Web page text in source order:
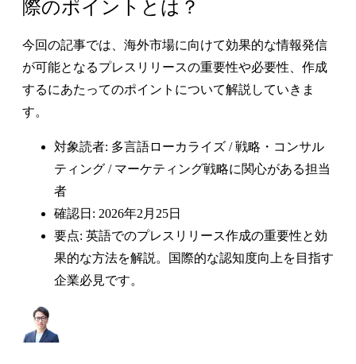
際のポイントとは？
今回の記事では、海外市場に向けて効果的な情報発信
が可能となるプレスリリースの重要性や必要性、作成
するにあたってのポイントについて解説していきま
す。
対象読者: 多言語ローカライズ / 戦略・コンサル
ティング / マーケティング戦略に関心がある担当
者
確認日: 2026年2月25日
要点: 英語でのプレスリリース作成の重要性と効
果的な方法を解説。国際的な認知度向上を目指す
企業必見です。